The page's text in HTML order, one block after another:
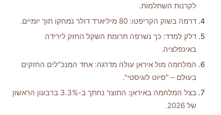
לקרנות השתלמות.
דרמה בשוק הקריפטו: 80 מיליארד דולר נמחקו תוך יומיים.
דלק למדד: כך נשרפה תרומת השקל החזק לירידה
באינפלציה.
המלחמה מול איראן עולה מדרגה: אחד המנכ"לים החזקים
בעולם – "סיוט לוגיסטי".
בצל המלחמה באיראן: התוצר נחתך ב-3.3% ברבעון הראשון
של 2026.